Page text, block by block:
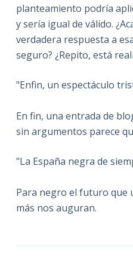
planteamiento podría
y sería igual de válido.
verdadera respuesta a
seguro? ¿Repito, está
"Enfin, un espectáculo
En fin, una entrada de
sin argumentos parece
"La España negra de
Para negro el futuro que
más nos auguran.